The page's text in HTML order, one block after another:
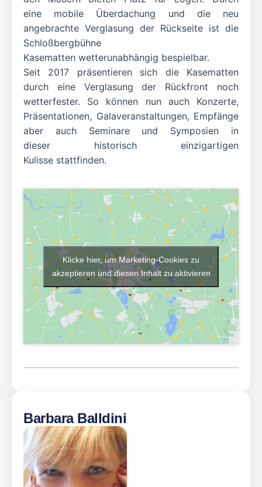
eine mobile Überdachung und die neu
angebrachte Verglasung der Rückseite ist die
Schloßbergbühne
Kasematten wetterunabhängig bespielbar.
Seit 2017 präsentieren sich die Kasematten
durch eine Verglasung der Rückfront noch
wetterfester. So können nun auch Konzerte,
Präsentationen, Galaveranstaltungen, Empfänge
aber auch Seminare und Symposien in
dieser historisch einzigartigen
Kulisse stattfinden.
Klicke hier, um Marketing-Cookies zu
akzeptieren und diesen Inhalt zu aktivieren
Barbara Balldini